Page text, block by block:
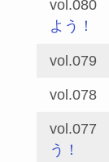
vol.080
よう！
vol.079
vol.078
vol.077
う！